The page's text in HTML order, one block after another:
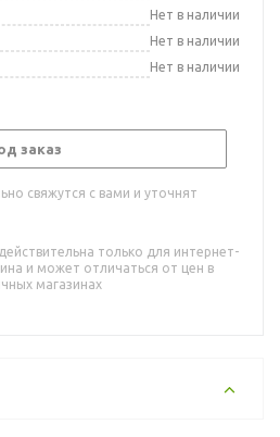
Нет в наличии
Нет в наличии
Нет в наличии
заказ
свяжутся с вами и уточнят
только для интернет-
и может отличаться от цен в
магазинах